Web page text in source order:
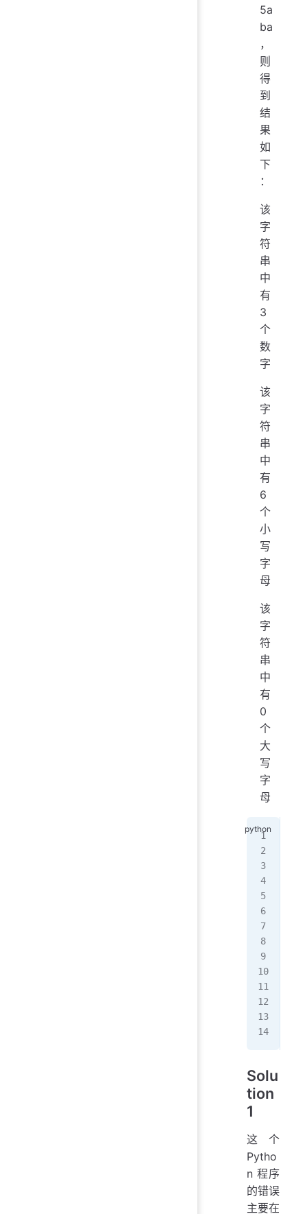
5a
ba
，
则
得
到
结
果
如
下
：
该
字
符
串
中
有
3
个
数
字
该
字
符
串
中
有
6
个
小
写
字
母
该
字
符
串
中
有
0
个
大
写
字
母
Solu
tion
1
这个
Pytho
n 程序
的错误
主要在